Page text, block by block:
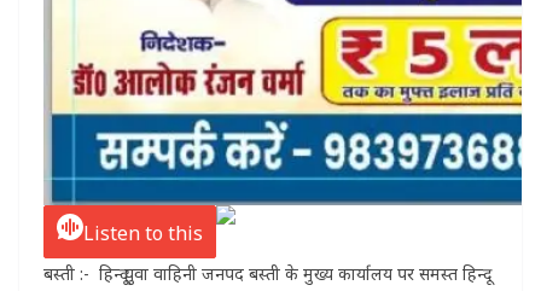
Listen to this
बस्ती :- हिन्दू युवा वाहिनी जनपद बस्ती के मुख्य कार्यालय पर समस्त हिन्दू